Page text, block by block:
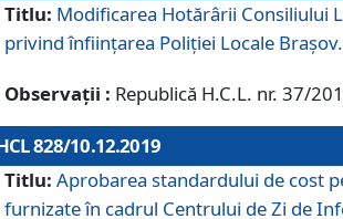
Titlu: Modificarea Hotărârii Consiliului
privind înființarea Poliției Locale Brașov.
Observații : Republică H.C.L. nr. 37/
828/10.12.2019
Titlu: Aprobarea standardului de cost
furnizate în cadrul Centrului de Zi de